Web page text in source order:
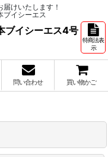
けいたします！
ブイシーエス
ブイシーエス4号
特商法表
示
問い合わせ 買い物かご